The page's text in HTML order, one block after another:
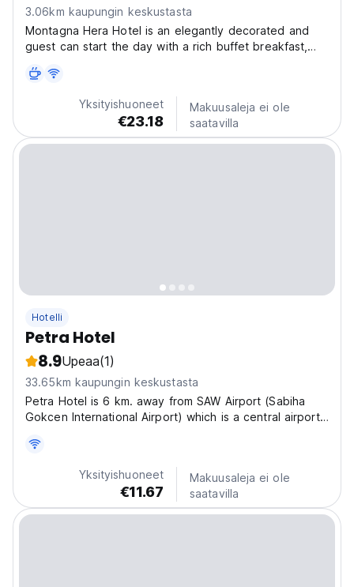
3.06km kaupungin keskustasta
Montagna Hera Hotel is an elegantly decorated and
guest can start the day with a rich buffet breakfast,
is ideal for sampling various beverages. There are also
a lot of restaurants nearby, where guests...
Yksityishuoneet
€23.18
Makuusaleja ei ole
saatavilla
Hotelli
Petra Hotel
8.9Upeaa(1)
33.65km kaupungin keskustasta
Petra Hotel is 6 km. away from SAW Airport (Sabiha
Gokcen International Airport) which is a central airport
the hotel. Establishment is brand new, it is built up 3
months before. There are three type...
Yksityishuoneet
€11.67
Makuusaleja ei ole
saatavilla